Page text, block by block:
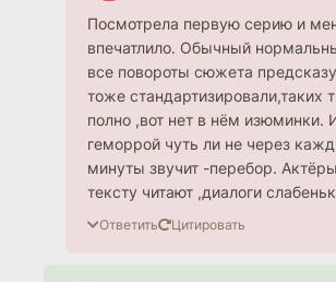
Посмотрела первую серию и
впечатлило. Обычный
все повороты сюжета
тоже стандартизировали,таких
полно ,вот нет в нём изюминки.
геморрой чуть ли не через
минуты звучит -перебор.
тексту читают ,диалоги
Ответить Цитировать